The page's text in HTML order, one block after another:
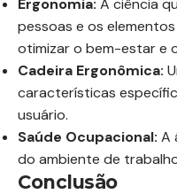
Ergonomia: A ciência
pessoas e os
otimizar o bem-estar e
Cadeira Ergonômica:
características
usuário.
Saúde Ocupacional: A
do ambiente de
Conclusão